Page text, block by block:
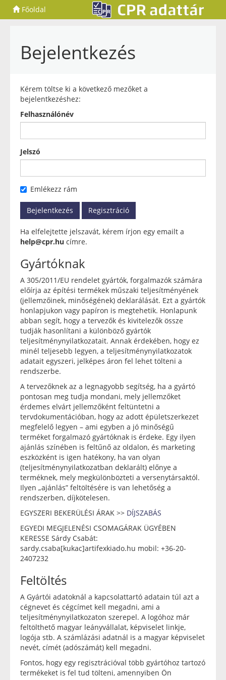
Főoldal
Bejelentkezés
Kérem töltse ki a következő mezőket a
bejelentkezéshez:
Felhasználónév
Jelszó
Emlékezz rám
Bejelentkezés Regisztráció
Ha elfelejtette jelszavát, kérem írjon egy emailt a
help@cpr.hu címre.
Gyártóknak
A 305/2011/EU rendelet gyártók, forgalmazók számára
előírja az építési termékek műszaki teljesítményének
(jellemzőinek, minőségének) deklarálását. Ezt a gyártók
honlapjukon vagy papíron is megtehetik. Honlapunk
abban segít, hogy a tervezők és kivitelezők össze
tudják hasonlítani a különböző gyártók
teljesítménynyilatkozatait. Annak érdekében, hogy ez
minél teljesebb legyen, a teljesítménynyilatkozatok
adatait egyszeri, jelképes áron fel lehet tölteni a
rendszerbe.
A tervezőknek az a legnagyobb segítség, ha a gyártó
pontosan meg tudja mondani, mely jellemzőket
érdemes elvárt jellemzőként feltüntetni a
tervdokumentációban, hogy az adott épületszerkezet
megfelelő legyen – ami egyben a jó minőségű
terméket forgalmazó gyártóknak is érdeke. Egy ilyen
ajánlás színében is feltűnő az oldalon, és marketing
eszközként is igen hatékony, ha van olyan
(teljesítménynyilatkozatban deklarált) előnye a
terméknek, mely megkülönbözteti a versenytársaktól.
Ilyen „ajánlás” feltöltésére is van lehetőség a
rendszerben, díjkötelesen.
EGYSZERI BEKERÜLÉSI ÁRAK >> DÍJSZABÁS
EGYEDI MEGJELENÉSI CSOMAGÁRAK ÜGYÉBEN
KERESSE Sárdy Csabát:
sardy.csaba[kukac]artifexkiado.hu mobil: +36-20-
2407232
Feltöltés
A Gyártói adatoknál a kapcsolattartó adatain túl azt a
cégnevet és cégcímet kell megadni, ami a
teljesítménynyilatkozaton szerepel. A logóhoz már
feltölthető magyar leányvállalat, képviselet linkje,
logója stb. A számlázási adatnál is a magyar képviselet
nevét, címét (adószámát) kell megadni.
Fontos, hogy egy regisztrációval több gyártóhoz tartozó
termékeket is fel tud tölteni, amennyiben Ön